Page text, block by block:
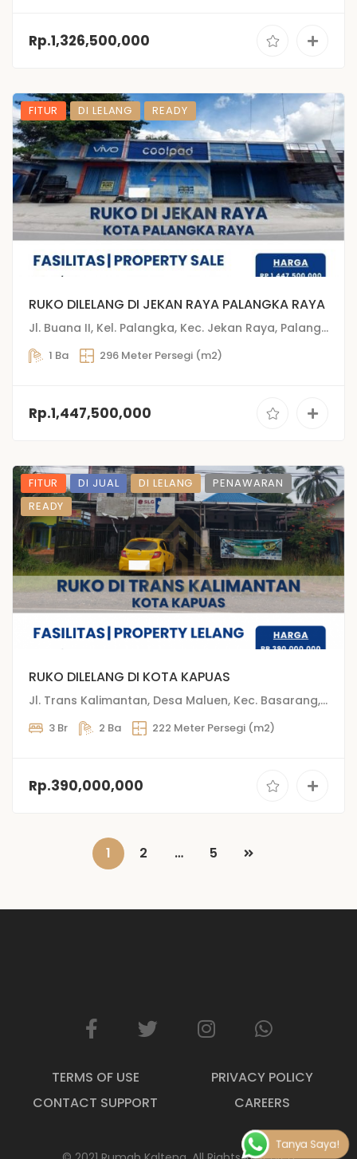
Rp.1,326,500,000
FITUR DI LELANG READY
RUKO DILELANG DI JEKAN RAYA PALANGKA RAYA
Jl. Buana II, Kel. Palangka, Kec. Jekan Raya, Palangkaraya, Kalimantan Tengah
1 Ba 296 Meter Persegi (m2)
Rp.1,447,500,000
FITUR DI JUAL DI LELANG
PENAWARAN
READY
RUKO DILELANG DI KOTA KAPUAS
Jl. Trans Kalimantan, Desa Maluen, Kec. Basarang, Kab. Kapuas, Kalimantan Tengah
3 Br 2 Ba 222 Meter Persegi (m2)
Rp.390,000,000
1 2 … 5
TERMS OF USE
PRIVACY POLICY
CONTACT SUPPORT
CAREERS
Tanya Saya!